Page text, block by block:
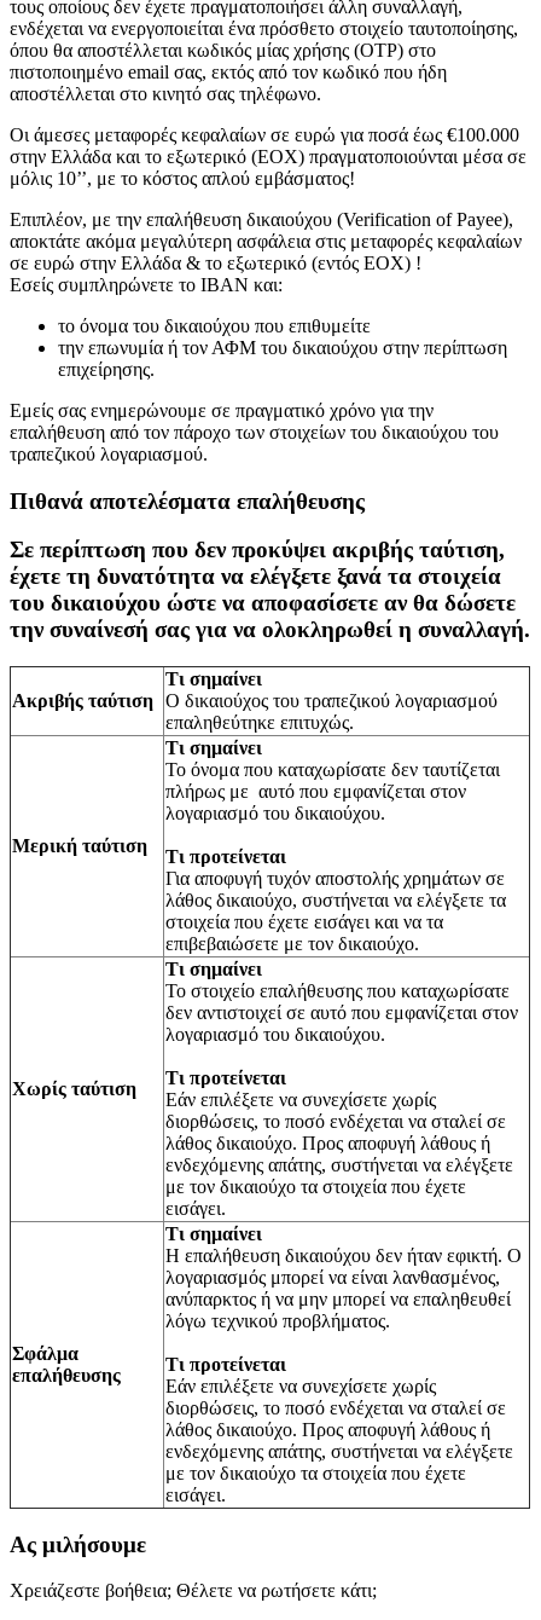
τους οποίους δεν έχετε πραγματοποιήσει άλλη συναλλαγή,
ενδέχεται να ενεργοποιείται ένα πρόσθετο στοιχείο ταυτοποίησης,
όπου θα αποστέλλεται κωδικός μίας χρήσης (OTP) στο
πιστοποιημένο email σας, εκτός από τον κωδικό που ήδη
αποστέλλεται στο κινητό σας τηλέφωνο.
Οι άμεσες μεταφορές κεφαλαίων σε ευρώ για ποσά έως €100.000
στην Ελλάδα και το εξωτερικό (ΕΟΧ) πραγματοποιούνται μέσα σε
μόλις 10’’, με το κόστος απλού εμβάσματος!
Επιπλέον, με την επαλήθευση δικαιούχου (Verification of Payee),
αποκτάτε ακόμα μεγαλύτερη ασφάλεια στις μεταφορές κεφαλαίων
σε ευρώ στην Ελλάδα & το εξωτερικό (εντός ΕΟΧ) !
Εσείς συμπληρώνετε το IBAN και:
το όνομα του δικαιούχου που επιθυμείτε
την επωνυμία ή τον ΑΦΜ του δικαιούχου στην περίπτωση
επιχείρησης.
Εμείς σας ενημερώνουμε σε πραγματικό χρόνο για την
επαλήθευση από τον πάροχο των στοιχείων του δικαιούχου του
τραπεζικού λογαριασμού.
Πιθανά αποτελέσματα επαλήθευσης
Σε περίπτωση που δεν προκύψει ακριβής ταύτιση,
έχετε τη δυνατότητα να ελέγξετε ξανά τα στοιχεία
του δικαιούχου ώστε να αποφασίσετε αν θα δώσετε
την συναίνεσή σας για να ολοκληρωθεί η συναλλαγή.
Ακριβής ταύτιση
Τι σημαίνει
Ο δικαιούχος του τραπεζικού λογαριασμού
επαληθεύτηκε επιτυχώς.
Μερική ταύτιση
Τι σημαίνει
Το όνομα που καταχωρίσατε δεν ταυτίζεται
πλήρως με αυτό που εμφανίζεται στον
λογαριασμό του δικαιούχου.
Τι προτείνεται
Για αποφυγή τυχόν αποστολής χρημάτων σε
λάθος δικαιούχο, συστήνεται να ελέγξετε τα
στοιχεία που έχετε εισάγει και να τα
επιβεβαιώσετε με τον δικαιούχο.
Χωρίς ταύτιση
Τι σημαίνει
Το στοιχείο επαλήθευσης που καταχωρίσατε
δεν αντιστοιχεί σε αυτό που εμφανίζεται στον
λογαριασμό του δικαιούχου.
Τι προτείνεται
Εάν επιλέξετε να συνεχίσετε χωρίς
διορθώσεις, το ποσό ενδέχεται να σταλεί σε
λάθος δικαιούχο. Προς αποφυγή λάθους ή
ενδεχόμενης απάτης, συστήνεται να ελέγξετε
με τον δικαιούχο τα στοιχεία που έχετε
εισάγει.
Σφάλμα
επαλήθευσης
Τι σημαίνει
Η επαλήθευση δικαιούχου δεν ήταν εφικτή. Ο
λογαριασμός μπορεί να είναι λανθασμένος,
ανύπαρκτος ή να μην μπορεί να επαληθευθεί
λόγω τεχνικού προβλήματος.
Τι προτείνεται
Εάν επιλέξετε να συνεχίσετε χωρίς
διορθώσεις, το ποσό ενδέχεται να σταλεί σε
λάθος δικαιούχο. Προς αποφυγή λάθους ή
ενδεχόμενης απάτης, συστήνεται να ελέγξετε
με τον δικαιούχο τα στοιχεία που έχετε
εισάγει.
Ας μιλήσουμε
Χρειάζεστε βοήθεια; Θέλετε να ρωτήσετε κάτι;